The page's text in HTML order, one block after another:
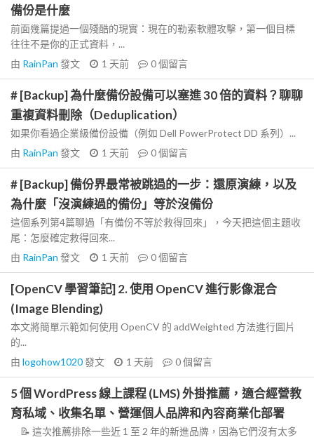
備份是什麼
前面幾篇提過一個殘酷的現實：現在的勒索軟體攻擊，第一個目標
往往不是你的正式資料，...
由 RainPan 發文 1 天前 0個留言
# [Backup] 為什麼備份設備可以塞進 30 倍的資料？聊聊
重複資料刪除（Deduplication）
如果你看過企業級備份設備（例如 Dell PowerProtect DD 系列）...
由 RainPan 發文 1 天前 0個留言
# [Backup] 備份界最常被跳過的一步：還原演練，以及
為什麼「沒演練過的備份」等於沒備份
這個系列第4篇聊過「有備份不等於救得回來」，今天把這個主題收
尾：怎麼確定救得回來...
由 RainPan 發文 1 天前 0個留言
[OpenCV 學習筆記] 2. 使用 OpenCV 進行影像混合
(Image Blending)
本文將簡單示範如何使用 OpenCV 的 addWeighted 方法進行圖片
的...
由 logohow1020發文 1 天前 0個留言
5 個 WordPress 線上課程 (LMS) 外掛推薦，適合經營教
育私域、收集名單、營運個人品牌和內容商業化部署
📝 這次推薦排除一些近 1 至 2 年的新進品牌，因為它們沒有太多